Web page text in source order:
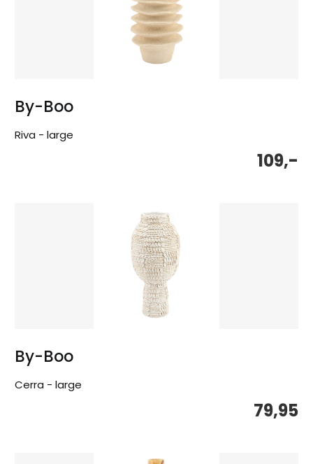
By-Boo
Riva - large
109,-
By-Boo
Cerra - large
79,95